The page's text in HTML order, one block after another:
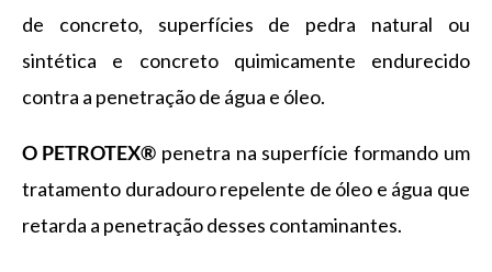
de concreto, superfícies de pedra natural ou
sintética e concreto quimicamente endurecido
contra a penetração de água e óleo.
O PETROTEX® penetra na superfície formando um
tratamento duradouro repelente de óleo e água que
retarda a penetração desses contaminantes.